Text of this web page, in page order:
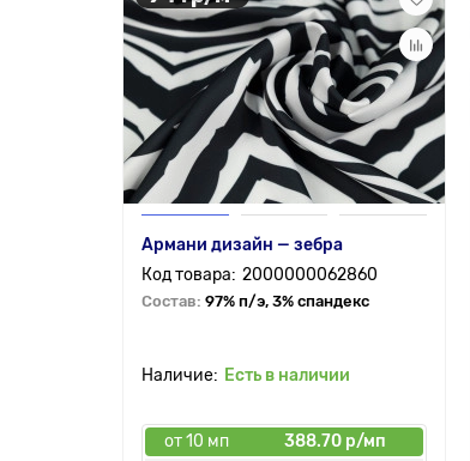
Армани дизайн — зебра
2000000062860
Состав: 97% п/э, 3% спандекс
Есть в наличии
от 10 мп
388.70 р/мп